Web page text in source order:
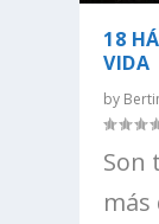
18
VIDA
by
Son
más